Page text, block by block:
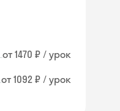
от 1470 ₽ / урок
от 1092 ₽ / урок